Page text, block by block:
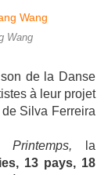
Wang
de la Danse
à leur projet
Silva Ferreira
la
13 pays, 18